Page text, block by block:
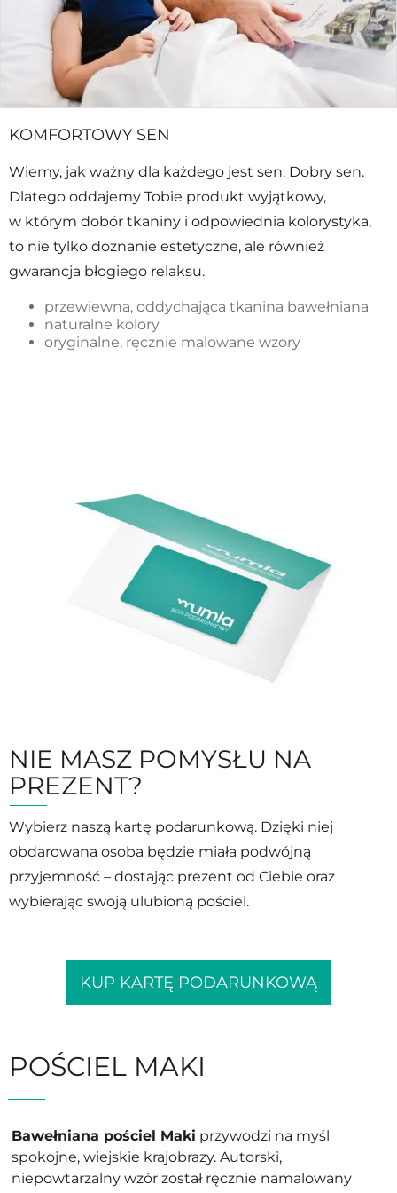
KOMFORTOWY SEN
Wiemy, jak ważny dla każdego jest sen. Dobry sen.
Dlatego oddajemy Tobie produkt wyjątkowy,
w którym dobór tkaniny i odpowiednia kolorystyka,
to nie tylko doznanie estetyczne, ale również
gwarancja błogiego relaksu.
przewiewna, oddychająca tkanina bawełniana
naturalne kolory
oryginalne, ręcznie malowane wzory
NIE MASZ POMYSŁU NA
PREZENT?
Wybierz naszą kartę podarunkową. Dzięki niej
obdarowana osoba będzie miała podwójną
przyjemność – dostając prezent od Ciebie oraz
wybierając swoją ulubioną pościel.
KUP KARTĘ PODARUNKOWĄ
POŚCIEL MAKI
Bawełniana pościel Maki przywodzi na myśl
spokojne, wiejskie krajobrazy. Autorski,
niepowtarzalny wzór został ręcznie namalowany